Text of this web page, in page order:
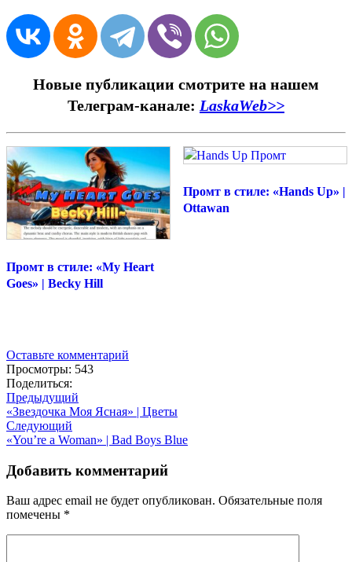
Новые публикации смотрите на нашем
Телеграм-канале: LaskaWeb>>
Промт в стиле: «My Heart
Goes» | Becky Hill
Промт в стиле: «Hands Up» |
Ottawan
Оставьте комментарий
Просмотры: 543
Поделиться:
Предыдущий
«Звездочка Моя Ясная» | Цветы
Следующий
«You’re a Woman» | Bad Boys Blue
Добавить комментарий
Ваш адрес email не будет опубликован. Обязательные поля
помечены *